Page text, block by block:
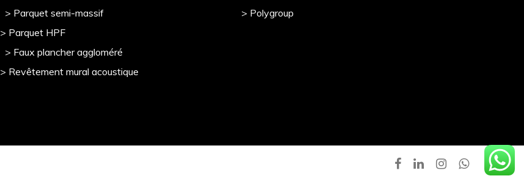
> Parquet semi-massif
> Parquet HPF
> Faux plancher aggloméré
> Revêtement mural acoustique
> Polygroup
facebooklinkedininstagramwhatsapp